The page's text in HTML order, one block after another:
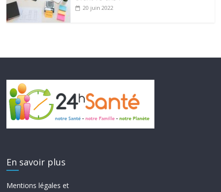
20 juin 2022
En savoir plus
Mentions légales et